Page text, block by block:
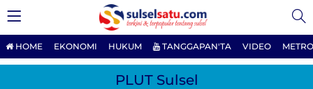
HOME EKONOMI HUKUM TANGGAPAN'TA VIDEO
PLUT Sulsel